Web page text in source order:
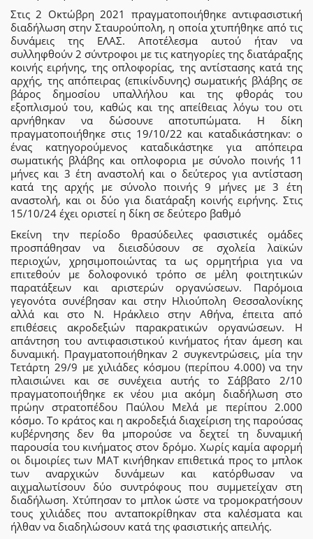
Στις 2 Οκτώβρη 2021 πραγματοποιήθηκε αντιφασιστική
διαδήλωση στην Σταυρούπολη, η οποία χτυπήθηκε από τις
δυνάμεις της ΕΛΑΣ. Αποτέλεσμα αυτού ήταν να
συλληφθούν 2 σύντροφοι με τις κατηγορίες της διατάραξης
κοινής ειρήνης, της οπλοφορίας, της αντίστασης κατά της
αρχής, της απόπειρας (επικίνδυνης) σωματικής βλάβης σε
βάρος δημοσίου υπαλλήλου και της φθοράς του
εξοπλισμού του, καθώς και της απείθειας λόγω του οτι
αρνήθηκαν να δώσουνε αποτυπώματα. Η δίκη
πραγματοποιήθηκε στις 19/10/22 και καταδικάστηκαν: ο
ένας κατηγορούμενος καταδικάστηκε για απόπειρα
σωματικής βλάβης και οπλοφορια με σύνολο ποινής 11
μήνες και 3 έτη αναστολή και ο δεύτερος για αντίσταση
κατά της αρχής με σύνολο ποινής 9 μήνες με 3 έτη
αναστολή, και οι δύο για διατάραξη κοινής ειρήνης. Στις
15/10/24 έχει οριστεί η δίκη σε δεύτερο βαθμό
Εκείνη την περίοδο θρασύδειλες φασιστικές ομάδες
προσπάθησαν να διεισδύσουν σε σχολεία λαϊκών
περιοχών, χρησιμοποιώντας τα ως ορμητήρια για να
επιτεθούν με δολοφονικό τρόπο σε μέλη φοιτητικών
παρατάξεων και αριστερών οργανώσεων. Παρόμοια
γεγονότα συνέβησαν και στην Ηλιούπολη Θεσσαλονίκης
αλλά και στο Ν. Ηράκλειο στην Αθήνα, έπειτα από
επιθέσεις ακροδεξιών παρακρατικών οργανώσεων. Η
απάντηση του αντιφασιστικού κινήματος ήταν άμεση και
δυναμική. Πραγματοποιήθηκαν 2 συγκεντρώσεις, μία την
Τετάρτη 29/9 με χιλιάδες κόσμου (περίπου 4.000) να την
πλαισιώνει και σε συνέχεια αυτής το Σάββατο 2/10
πραγματοποιήθηκε εκ νέου μια ακόμη διαδήλωση στο
πρώην στρατοπέδου Παύλου Μελά με περίπου 2.000
κόσμο. Το κράτος και η ακροδεξιά διαχείριση της παρούσας
κυβέρνησης δεν θα μπορούσε να δεχτεί τη δυναμική
παρουσία του κινήματος στον δρόμο. Χωρίς καμία αφορμή
οι διμοιρίες των ΜΑΤ κινήθηκαν επιθετικά προς το μπλοκ
των αναρχικών δυνάμεων και κατόρθωσαν να
αιχμαλωτίσουν δύο συντρόφους που συμμετείχαν στη
διαδήλωση. Χτύπησαν το μπλοκ ώστε να τρομοκρατήσουν
τους χιλιάδες που ανταποκρίθηκαν στα καλέσματα και
ήλθαν να διαδηλώσουν κατά της φασιστικής απειλής.